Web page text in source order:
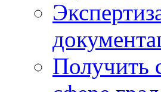
Получить